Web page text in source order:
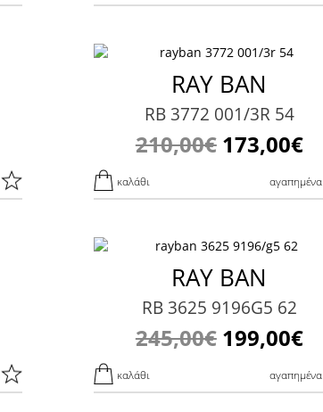
RAY BAN
RB 3772 001/3R 54
210,00€173,00€
καλάθι αγαπημένα
RAY BAN
RB 3625 9196G5 62
245,00€199,00€
καλάθι αγαπημένα